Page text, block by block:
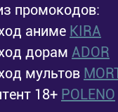
10 2015-06-
11 2015-06-
12 2015-06-
промокодов:
аниме KIRA
дорам ADOR
мультов
18+ POLENO